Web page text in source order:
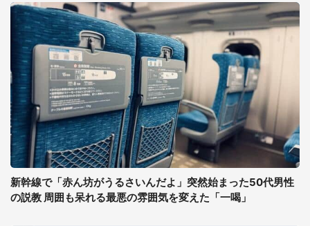
新幹線で「赤ん坊がうるさいんだよ」突然始まった50代男性
の説教 周囲も呆れる最悪の雰囲気を変えた「一喝」